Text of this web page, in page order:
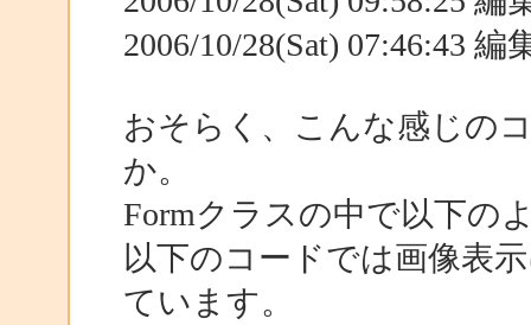
2006/10/28(Sat) 07:46:43 編
おそらく、こんな感じの
か。
Formクラスの中で以下の
以下のコードでは画像表
ています。